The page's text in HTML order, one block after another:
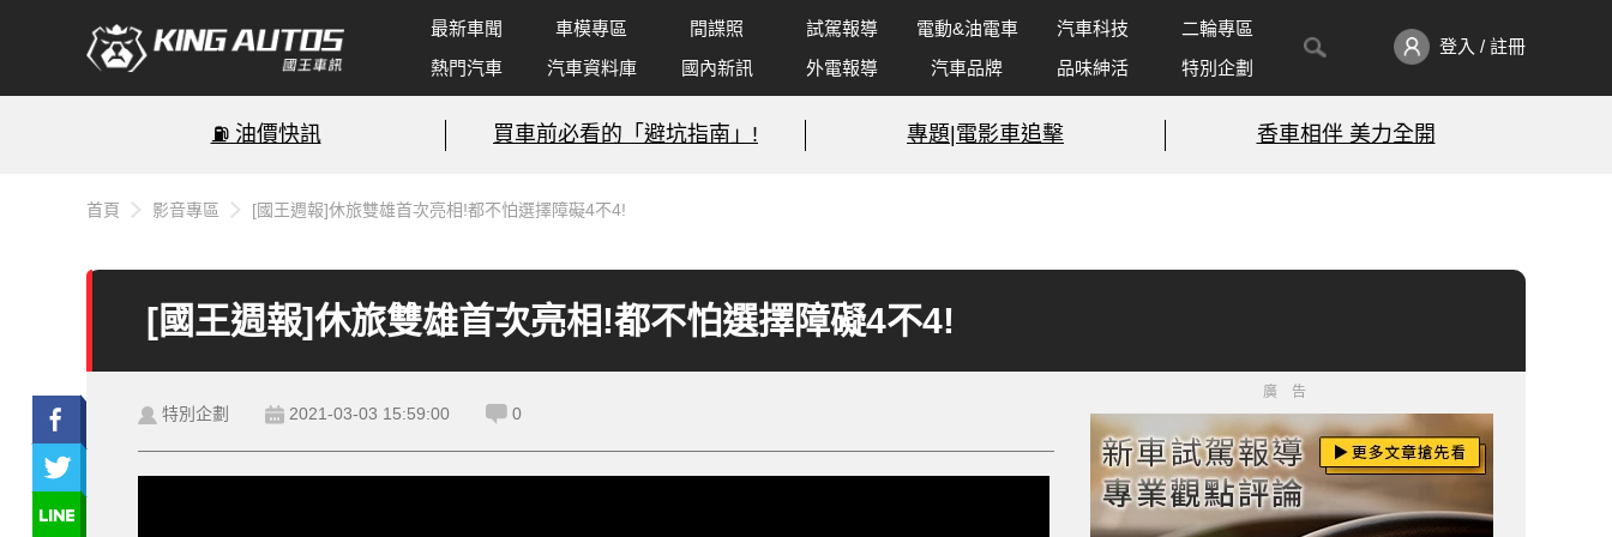
最新車聞 車模專區 間諜照 試駕報導 電動&油電車 汽車科技
二輪專區
熱門汽車
汽車資料庫 國內新訊 外電報導 汽車品牌 品味紳活 特別企劃
登入 / 註冊
⛽️ 油價快訊 買車前必看的「避坑指南」! 專題|電影車追擊 香車相伴 美力全開
首頁 影音專區 [國王週報]休旅雙雄首次亮相!都不怕選擇障礙4不4!
[國王週報]休旅雙雄首次亮相!都不怕選擇障礙4不4!
特別企劃 2021-03-03 15:59:00 0
廣告